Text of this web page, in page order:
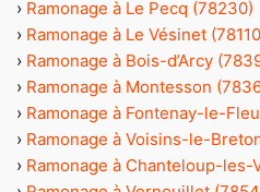
› Ramonage à Le Pecq (78230)
› Ramonage à Le Vésinet
› Ramonage à Bois-d’Arcy
› Ramonage à Montesson
› Ramonage à Fontenay-le-
› Ramonage à Voisins-le-
› Ramonage à Chanteloup-les-